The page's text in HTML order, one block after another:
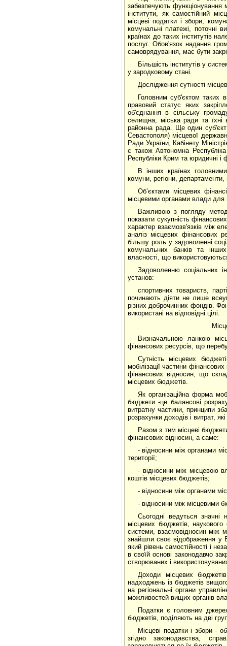
забезпечують функціонування
інститути, як самостійний
місцеві податки і збори,
комунальні платежі, поточні
країнах до таких інститутів
послуг. Обов'язок надання
самоврядування, має бути
Більшість інститутів у
у зародковому стані.
Дослідження сутності
Головним суб'єктом таких
правовий статус яких
об'єднання в сільську
селищна, міська ради та їхні
районна рада. Ще один суб'єкт
Севастополя) місцевої
Ради України, Кабінету
є також Автономна
Республіки Крим та юридичні і
В інших країнах
комуни, регіони, департаменти,
Об’єктами місцевих
місцевими органами влади для
Важливою з погляду
показати сукупність
характер взаємозв'язків між
аналіз місцевих фінансових
більшу роль у задоволенні
комунальних банків та
власності, що
Задоволенню соціальних
установ:
спортивних товариств,
починають діяти не лише
різних доброчинних фондів.
використані на відповідні цілі.
Визначальною ланкою
фінансових ресурсів, що
Сутність місцевих
мобілізації частини
фінансових відносин, що
місцевих бюджетів.
Як організаційна форма
бюджети -це балансові
витратну частини, принципи
розрахунки доходів і витрат,
Разом з тим місцеві
фінансових відносин, а саме:
- відносини між органами
території;
- відносини між місцевою
коштів місцевих бюджетів;
- відносини між органами
- відносини між місцевими
Сьогодні ведуться значні
місцевих бюджетів, наукового
системи, взаємовідносин між
знайшли своє відображення у
який рівень самостійності і
в своїй основі законодавчо
створюваних і
Доходи місцевих
надходжень із бюджетів
на регіональні органи
можливостей вищих органів
Податки є головним
бюджетів, поділяють на дві
Місцеві податки і збори -
згідно законодавства,